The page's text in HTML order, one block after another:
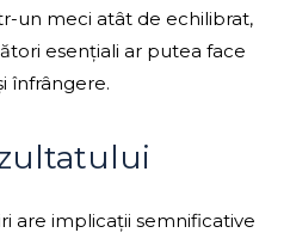
un meci atât de echilibrat,
esențiali ar putea face
înfrângere.
are implicații semnificative